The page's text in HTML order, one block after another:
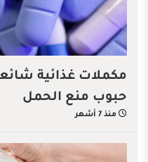
مكملات غذائية
حبوب منع الحمل
منذ 7 أشهر